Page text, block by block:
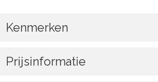
Kenmerken
Prijsinformatie